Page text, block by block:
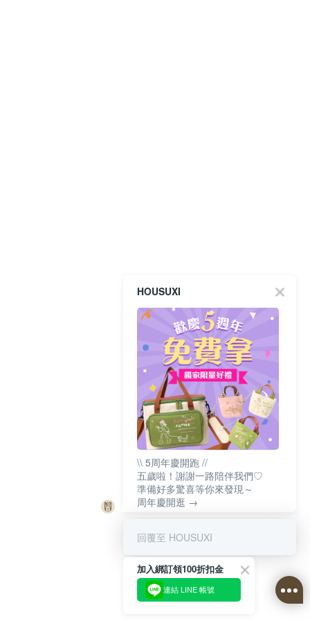
HOUSUXI
\\ 5周年慶開跑 //
五歲啦！謝謝一路陪伴我們♡
準備好多驚喜等你來發現～
周年慶開逛 →
回覆至 HOUSUXI
加入綁訂領100折扣金
連結 LINE 帳號